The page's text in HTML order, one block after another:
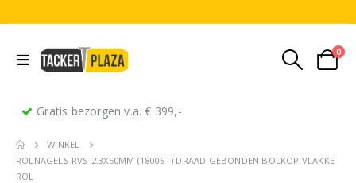
0
Gratis bezorgen v.a. € 399,-
WINKEL
ROLNAGELS RVS 2.3X50MM (1800ST) DRAAD GEBONDEN BOLKOP VLAKKE
ROL